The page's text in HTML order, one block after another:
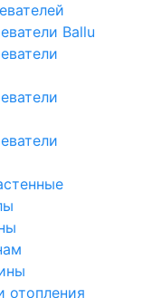
Ballu
отопления